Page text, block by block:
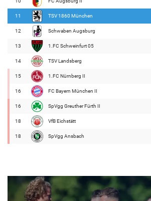
11 TSV 1860 München
12 Schwaben Augsburg
13 1.FC Schweinfurt 05
14 TSV Landsberg
15 1.FC Nürnberg II
16 FC Bayern München II
16 SpVgg Greuther Fürth II
18 VfB Eichstätt
18 SpVgg Ansbach